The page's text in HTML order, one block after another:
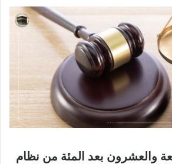
والعشرون بعد المئة من نظام